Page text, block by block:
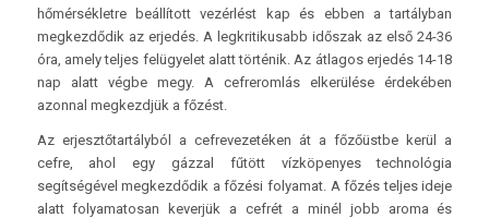
hőmérsékletre beállított vezérlést kap és ebben a tartályban
megkezdődik az erjedés. A legkritikusabb időszak az első 24-36
óra, amely teljes felügyelet alatt történik. Az átlagos erjedés 14-18
nap alatt végbe megy. A cefreromlás elkerülése érdekében
azonnal megkezdjük a főzést.
Az erjesztőtartályból a cefrevezetéken át a főzőüstbe kerül a
cefre, ahol egy gázzal fűtött vízköpenyes technológia
segítségével megkezdődik a főzési folyamat. A főzés teljes ideje
alatt folyamatosan keverjük a cefrét a minél jobb aroma és